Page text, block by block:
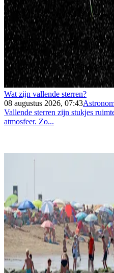
Wat zijn vallende sterren?
08 augustus 2026, 07:43
Vallende sterren zijn stukjes
atmosfeer. Zo...